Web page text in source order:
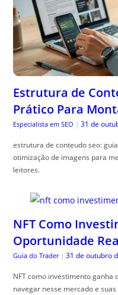
Estrutura de
Prático Para
Especialista em SEO | 31 de
estrutura de conteudo seo:
otimização de imagens para
leitores.
NFT Como
Oportunidade
Guia do Trader | 31 de outubro
NFT como investimento ganha
navegar nesse mercado e